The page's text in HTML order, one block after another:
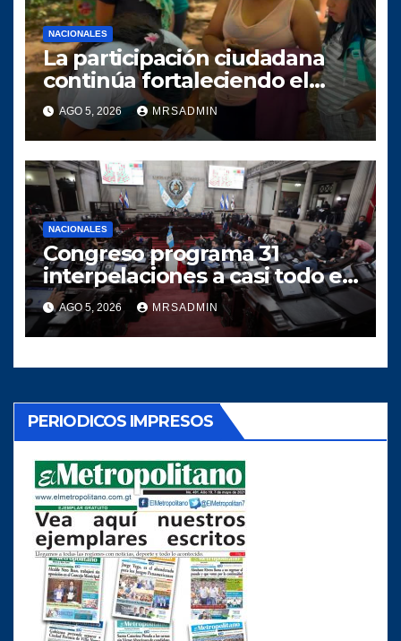
NACIONALES
La participación ciudadana
continúa fortaleciendo el
crecimiento del proyecto
político SERVIR en el
municipio de Villa Canales
AGO 5, 2026 MRSADMIN
NACIONALES
Congreso programa 31
interpelaciones a casi todo el
gabinete de Bernardo
Arévalo entre agosto y
octubre
AGO 5, 2026 MRSADMIN
PERIODICOS IMPRESOS